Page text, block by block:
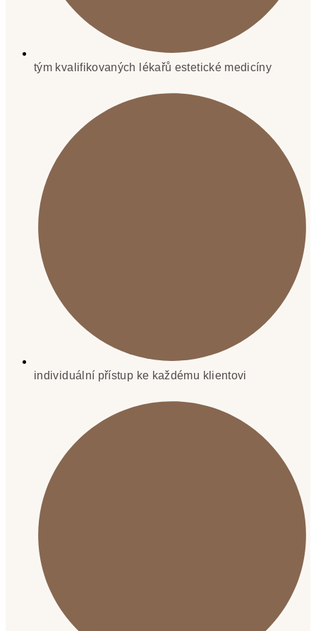
tým kvalifikovaných lékařů estetické medicíny
individuální přístup ke každému klientovi